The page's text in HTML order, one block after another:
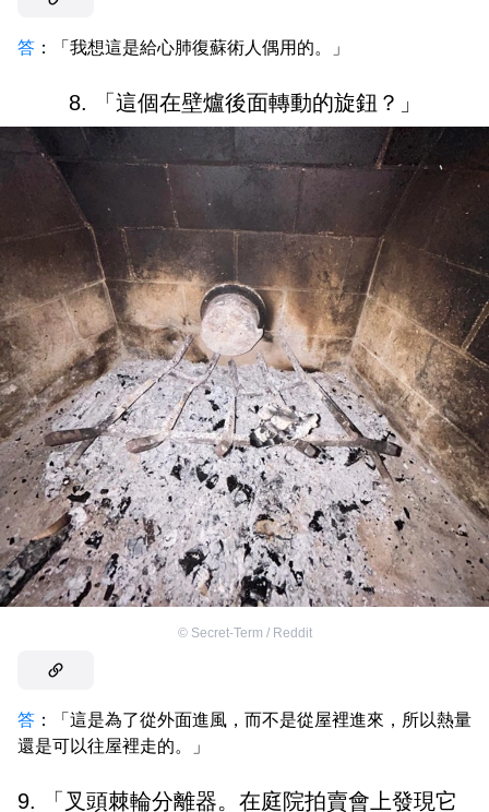
答 ：「我想這是給心肺復蘇術人偶用的。」
8. 「這個在壁爐後面轉動的旋鈕？」
© Secret-Term / Reddit
答 ：「這是為了從外面進風，而不是從屋裡進來，所以熱量
還是可以往屋裡走的。」
9. 「叉頭棘輪分離器。在庭院拍賣會上發現它